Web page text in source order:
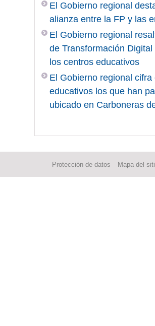
El Gobierno regional
alianza entre la FP y las
El Gobierno regional
de Transformación
los centros educativos
El Gobierno regional
educativos los que han
ubicado en Carboneras
Protección de datos Mapa del